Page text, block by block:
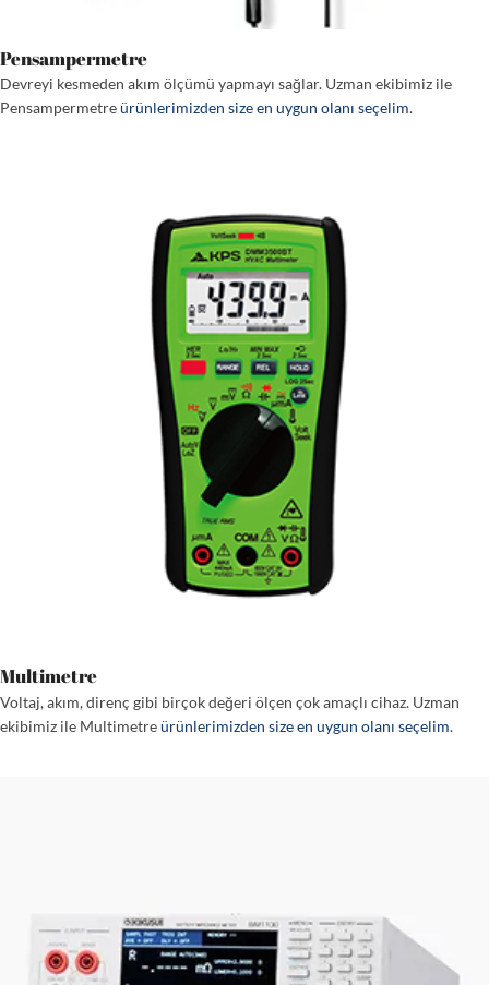
Pensampermetre
Devreyi kesmeden akım ölçümü yapmayı sağlar. Uzman ekibimiz ile
Pensampermetreürünlerimizden size en uygun olanı seçelim.
Multimetre
Voltaj, akım, direnç gibi birçok değeri ölçen çok amaçlı cihaz. Uzman
ekibimiz ile Multimetreürünlerimizden size en uygun olanı seçelim.